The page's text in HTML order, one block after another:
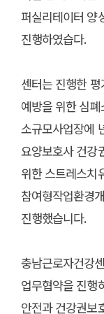
퍼실리테이터 양
진행하였습다.
센터는 진행한
예방을 위한 심
소규모사업장에
요양보호사 건강
위한 스트레스치
참여형작업환경
진행했습니다.
충남근로자건강
업무협약을 진행
안전과 건강권보